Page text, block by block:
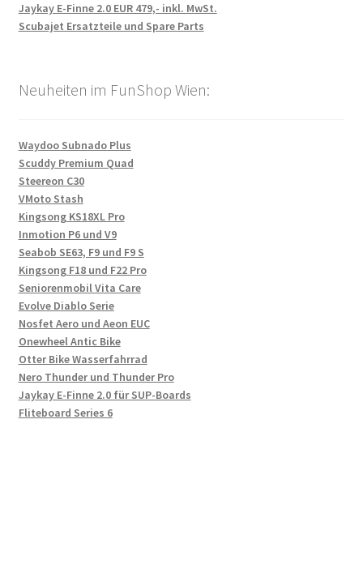
Jaykay E-Finne 2.0 EUR 479,- inkl. MwSt.
Scubajet Ersatzteile und Spare Parts
Neuheiten im FunShop Wien:
Waydoo Subnado Plus
Scuddy Premium Quad
Steereon C30
VMoto Stash
Kingsong KS18XL Pro
Inmotion P6 und V9
Seabob SE63, F9 und F9 S
Kingsong F18 und F22 Pro
Seniorenmobil Vita Care
Evolve Diablo Serie
Nosfet Aero und Aeon EUC
Onewheel Antic Bike
Otter Bike Wasserfahrrad
Nero Thunder und Thunder Pro
Jaykay E-Finne 2.0 für SUP-Boards
Fliteboard Series 6